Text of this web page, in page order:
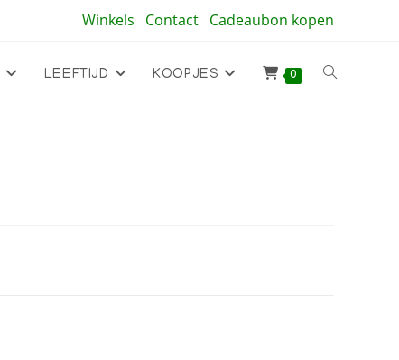
Winkels Contact Cadeaubon kopen
LEEFTIJD KOOPJES 0 Toggle